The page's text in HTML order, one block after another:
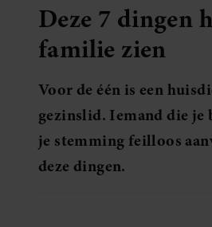
Deze 7 dingen
familie zien
Voor de één is een
gezinslid. Iemand die je
je stemming feilloos
deze dingen.